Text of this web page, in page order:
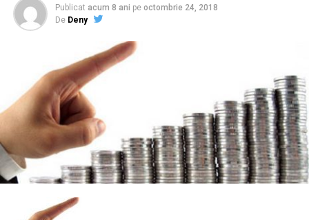
Publicat acum 8 ani pe octombrie 24, 2018
De Deny